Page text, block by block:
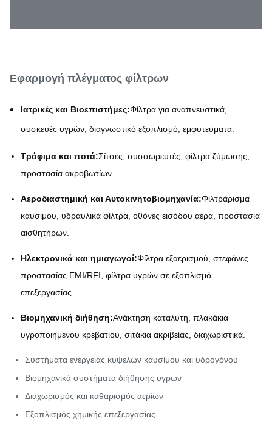
Εφαρμογή πλέγματος φίλτρων
Ιατρικές και Βιοεπιστήμες:Φίλτρα για αναπνευστικά,
συσκευές υγρών, διαγνωστικό εξοπλισμό, εμφυτεύματα.
Τρόφιμα και ποτά:Σίτσες, συσσωρευτές, φίλτρα ζύμωσης,
προστασία ακροβωτίων.
Αεροδιαστημική και Αυτοκινητοβιομηχανία:Φιλτράρισμα
καυσίμου, υδραυλικά φίλτρα, οθόνες εισόδου αέρα, προστασία
αισθητήρων.
Ηλεκτρονικά και ημιαγωγοί:Φίλτρα εξαερισμού, στεφάνες
προστασίας EMI/RFI, φίλτρα υγρών σε εξοπλισμό
επεξεργασίας.
Βιομηχανική διήθηση:Ανάκτηση καταλύτη, πλακάκια
υγροποιημένου κρεβατιού, σιτάκια ακριβείας, διαχωριστικά.
Συστήματα ενέργειας κυψελών καυσίμου και υδρογόνου
Βιομηχανικά συστήματα διήθησης υγρών
Διαχωρισμός και καθαρισμός αερίων
Εξοπλισμός χημικής επεξεργασίας